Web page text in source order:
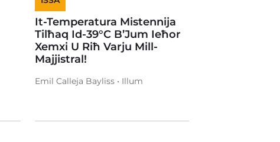
It-Temperatura Mistennija
Tilħaq Id-39°C B’Jum Ieħor
Xemxi U Riħ Varju Mill-
Majjistral!
Emil Calleja Bayliss • Illum